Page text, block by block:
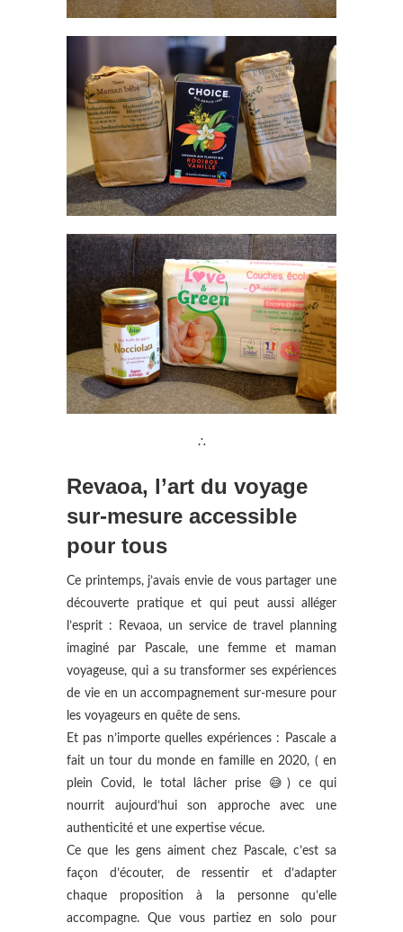
∴
Revaoa, l’art du voyage
sur-mesure accessible
pour tous
Ce printemps, j’avais envie de vous partager une
découverte pratique et qui peut aussi alléger
l’esprit : Revaoa, un service de travel planning
imaginé par Pascale, une femme et maman
voyageuse, qui a su transformer ses expériences
de vie en un accompagnement sur-mesure pour
les voyageurs en quête de sens.
Et pas n’importe quelles expériences : Pascale a
fait un tour du monde en famille en 2020, ( en
plein Covid, le total lâcher prise 😅) ce qui
nourrit aujourd’hui son approche avec une
authenticité et une expertise vécue.
Ce que les gens aiment chez Pascale, c’est sa
façon d’écouter, de ressentir et d’adapter
chaque proposition à la personne qu’elle
accompagne. Que vous partiez en solo pour